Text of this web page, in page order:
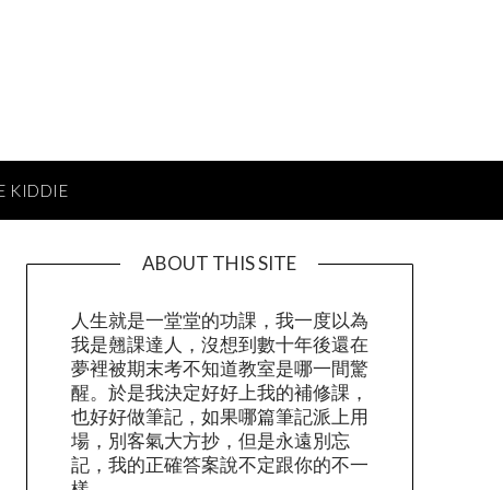
KIDDIE
ABOUT THIS SITE
人生就是一堂堂的功課，我一度以為
我是翹課達人，沒想到數十年後還在
夢裡被期末考不知道教室是哪一間驚
醒。於是我決定好好上我的補修課，
也好好做筆記，如果哪篇筆記派上用
場，別客氣大方抄，但是永遠別忘
記，我的正確答案說不定跟你的不一